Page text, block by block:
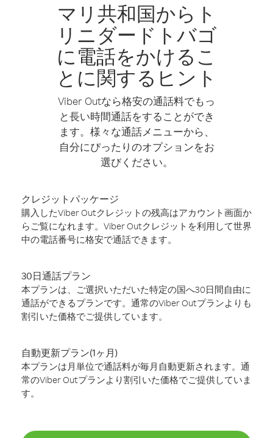
マリ共和国からト
リニダードトバゴ
に電話をかけるこ
とに関するヒント
Viber Outなら格安の通話料でもっ
と長い時間通話をすることができ
ます。様々な通話メニューから、
自分にぴったりのオプションをお
選びください。
クレジットパッケージ
購入したViber Outクレジットの残高はアカウント画面か
らご覧になれます。Viber Outクレジットを利用して世界
中の電話番号に格安で通話できます。
30日通話プラン
本プランは、ご選択いただいた特定の国へ30日間自由に
通話ができるプランです。通常のViber Outプランよりも
割引いた価格でご提供しています。
自動更新プラン(1ヶ月)
本プランは月単位で通話料が毎月自動更新されます。通
常のViber Outプランより割引いた価格でご提供していま
す。